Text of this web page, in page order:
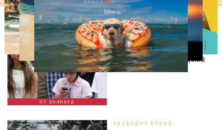
ОТ ХОЛИВУД
СВОБОДНО ВРЕМЕ
Дженифър Лопес събира
спомени с близнаците си
преди да напуснат дома
СВОБОДНО ВРЕМЕ